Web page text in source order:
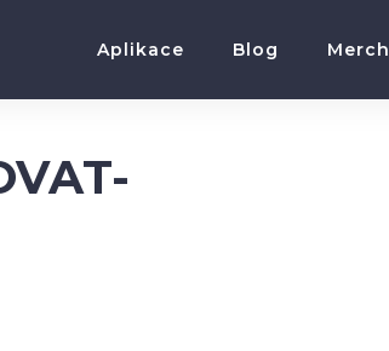
Aplikace Blog Merch